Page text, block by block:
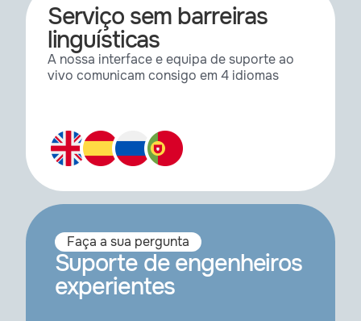
Serviço sem barreiras
linguísticas
A nossa interface e equipa de suporte ao
vivo comunicam consigo em 4 idiomas
Faça a sua pergunta
Suporte de engenheiros
experientes